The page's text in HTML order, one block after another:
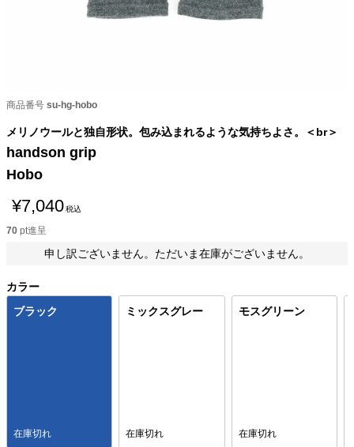
商品番号 su-hg-hobo
メリノウールと独自形状。包み込まれるような気持ちよさ。＜br＞
handson grip
Hobo
¥7,040税込
70 pt進呈
申し訳ございません。ただいま在庫がございません。
カラー
ブラック
在庫切れ
ミックスグレー
在庫切れ
モスグリーン
在庫切れ